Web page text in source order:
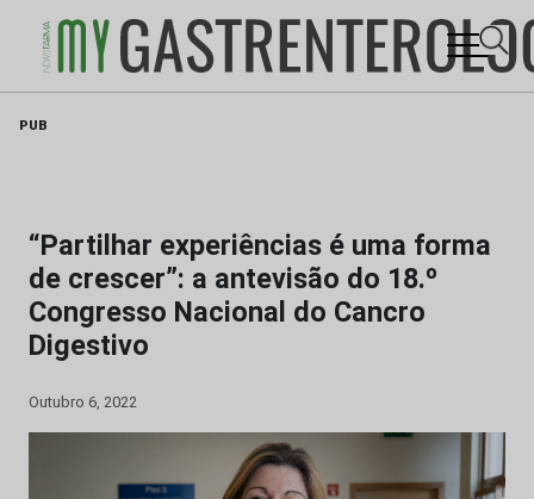
PUB
“Partilhar experiências é uma forma
de crescer”: a antevisão do 18.º
Congresso Nacional do Cancro
Digestivo
Outubro 6, 2022